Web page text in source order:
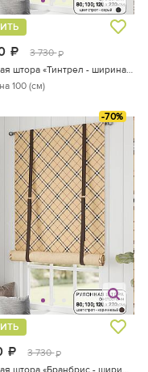
руб.
3 730 руб.
100 (см)
-70%
руб.
3 730 руб.
Римская штора «Бранбрис - ширина 100 см»